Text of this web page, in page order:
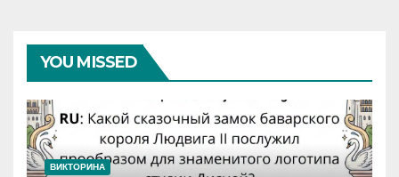
YOU MISSED
ВИКТОРИНА